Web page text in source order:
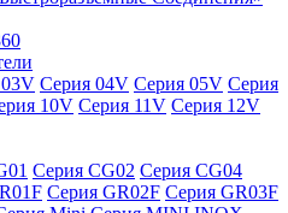
Серия 04V Серия 05V Серия
10V Серия 11V Серия 12V
Серия CG02 Серия CG04
Серия GR02F Серия GR03F